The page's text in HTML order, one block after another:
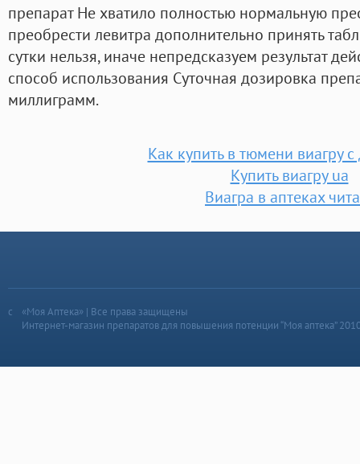
препарат Не хватило полностью нормальную
преобрести левитра дополнительно принять
сутки нельзя, иначе непредсказуем результат
способ использования Суточная дозировка
миллиграмм.
Как купить в тюмени виагру с
Купить виагру ua
Виагра в аптеках
«Моя Аптека» | Все права защищены
Интернет-магазин препаратов для повышения потенции “Моя аптека”